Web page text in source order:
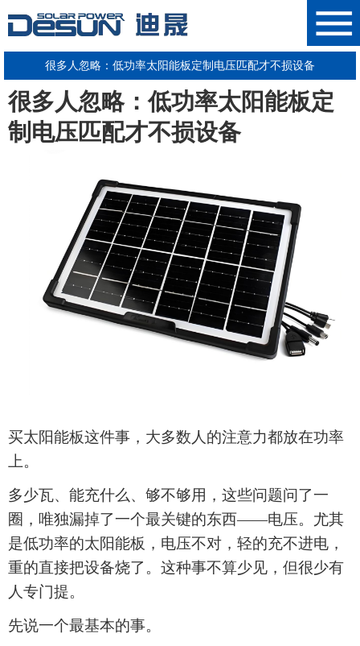
很多人忽略：低功率太阳能板定制电压匹配才不损设备
很多人忽略：低功率太阳能板定
制电压匹配才不损设备
买太阳能板这件事，大多数人的注意力都放在功率
上。
多少瓦、能充什么、够不够用，这些问题问了一
圈，唯独漏掉了一个最关键的东西——电压。尤其
是低功率的太阳能板 ，电压不对，轻的充不进电，
重的直接把设备烧了。这种事不算少见，但很少有
人专门提。
先说一个最基本的事。